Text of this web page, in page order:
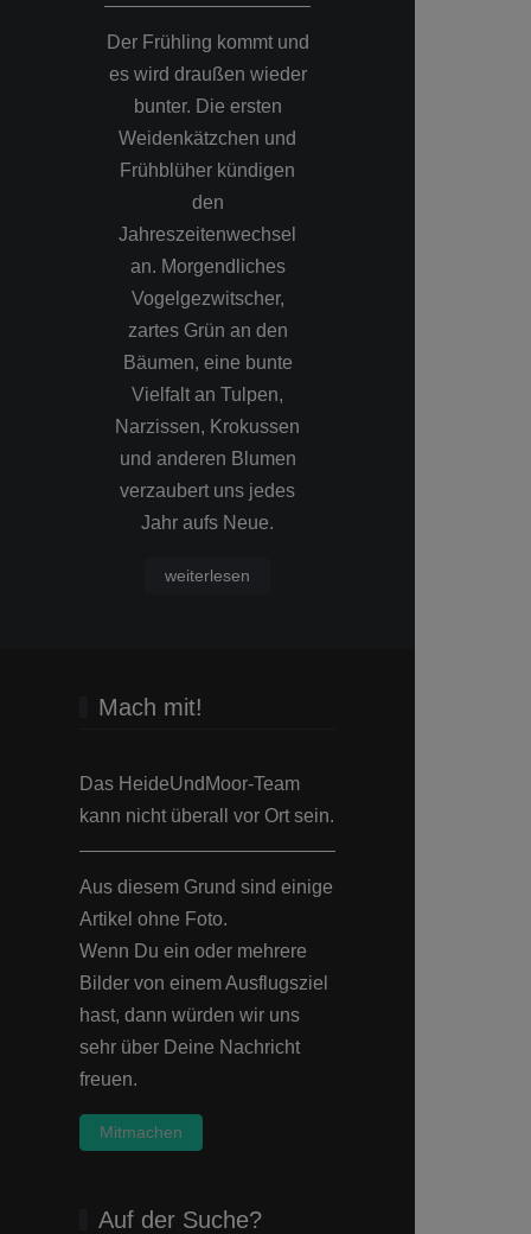
Der Frühling kommt und
es wird draußen wieder
bunter. Die ersten
Weidenkätzchen und
Frühblüher kündigen
den
Jahreszeitenwechsel
an. Morgendliches
Vogelgezwitscher,
zartes Grün an den
Bäumen, eine bunte
Vielfalt an Tulpen,
Narzissen, Krokussen
und anderen Blumen
verzaubert uns jedes
Jahr aufs Neue.
weiterlesen
Mach mit!
Das HeideUndMoor-Team
kann nicht überall vor Ort sein.
Aus diesem Grund sind einige
Artikel ohne Foto.
Wenn Du ein oder mehrere
Bilder von einem Ausflugsziel
hast, dann würden wir uns
sehr über Deine Nachricht
freuen.
Mitmachen
Auf der Suche?